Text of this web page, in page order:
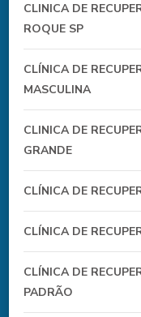
CLINICA DE
ROQUE SP
CLÍNICA DE
MASCULINA
CLINICA DE
GRANDE
CLÍNICA DE
CLÍNICA DE
CLÍNICA DE
PADRÃO